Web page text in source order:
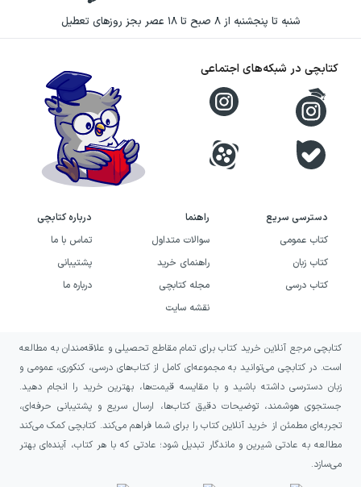
شنبه تا پنجشنبه از ۸ صبح تا ۱۸ عصر بجز روزهای تعطیل
دسترسی سریع
کتاب عمومی
کتاب زبان
کتاب درسی
راهنما
سوالات متداول
راهنمای خرید
مجله کتابچی
نقشه سایت
درباره کتابچی
تماس با ما
پشتیبانی
درباره ما
کتابچی در شبکه‌های اجتماعی
کتابچی مرجع آنلاین خرید کتاب برای تمام مقاطع تحصیلی و علاقه‌مندان به مطالعه
است. در کتابچی می‌توانید به مجموعه‌ای کامل از کتاب‌های درسی، کنکوری، عمومی و
زبان دسترسی داشته باشید و با مقایسه قیمت‌ها، بهترین خرید را انجام دهید.
جستجوی هوشمند، توضیحات دقیق کتاب‌ها، ارسال سریع و پشتیبانی حرفه‌ای،
تجربه‌ای مطمئن از خرید آنلاین کتاب را برای شما فراهم می‌کند. کتابچی کمک می‌کند
مطالعه به عادتی شیرین و ماندگار تبدیل شود؛ عادتی که با هر کتاب، آینده‌ای بهتر
می‌سازد.